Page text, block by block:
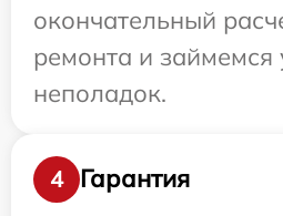
окончательный
ремонта и займемся
неполадок.
4
Гарантия